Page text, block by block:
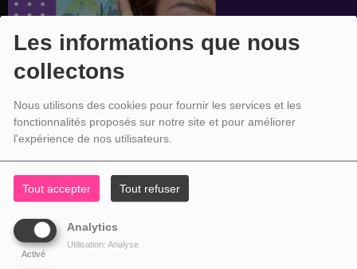
Les informations que nous
collectons
Nous utilisons des cookies pour fournir les services et les
fonctionnalités proposés sur notre site et pour améliorer
l'expérience de nos utilisateurs.
Tout accepter Tout refuser
Analytics
Activé
Utilisation: Analyse